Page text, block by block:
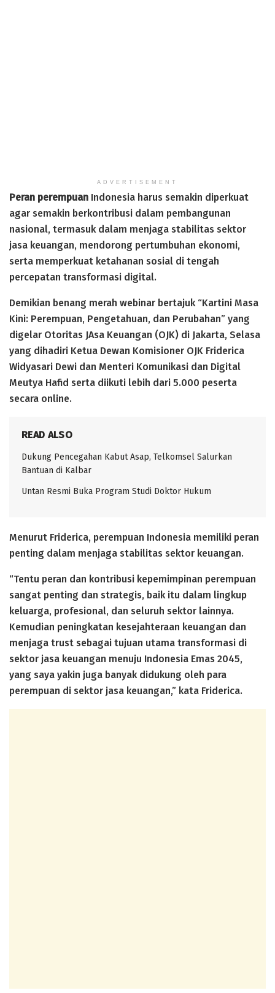
ADVERTISEMENT
Peran perempuan Indonesia harus semakin diperkuat
agar semakin berkontribusi dalam pembangunan
nasional, termasuk dalam menjaga stabilitas sektor
jasa keuangan, mendorong pertumbuhan ekonomi,
serta memperkuat ketahanan sosial di tengah
percepatan transformasi digital.
Demikian benang merah webinar bertajuk “Kartini Masa
Kini: Perempuan, Pengetahuan, dan Perubahan” yang
digelar Otoritas JAsa Keuangan (OJK) di Jakarta, Selasa
yang dihadiri Ketua Dewan Komisioner OJK Friderica
Widyasari Dewi dan Menteri Komunikasi dan Digital
Meutya Hafid serta diikuti lebih dari 5.000 peserta
secara online.
READ ALSO
Dukung Pencegahan Kabut Asap, Telkomsel Salurkan
Bantuan di Kalbar
Untan Resmi Buka Program Studi Doktor Hukum
Menurut Friderica, perempuan Indonesia memiliki peran
penting dalam menjaga stabilitas sektor keuangan.
“Tentu peran dan kontribusi kepemimpinan perempuan
sangat penting dan strategis, baik itu dalam lingkup
keluarga, profesional, dan seluruh sektor lainnya.
Kemudian peningkatan kesejahteraan keuangan dan
menjaga trust sebagai tujuan utama transformasi di
sektor jasa keuangan menuju Indonesia Emas 2045,
yang saya yakin juga banyak didukung oleh para
perempuan di sektor jasa keuangan,” kata Friderica.